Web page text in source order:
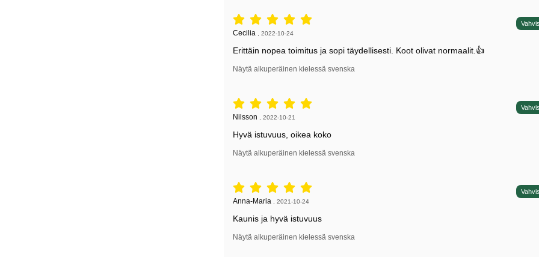
Arvostelu: 5 tähdet / 5,
Arvostelun kirjoittaja:
Cecilia 2022-10-24
Erittäin nopea toimitus ja sopi täydellisesti. Koot olivat normaalit.👍
Näytä alkuperäinen kielessä svenska
Arvostelu: 5 tähdet / 5,
Arvostelun kirjoittaja:
Nilsson 2022-10-21
Hyvä istuvuus, oikea koko
Näytä alkuperäinen kielessä svenska
Arvostelu: 5 tähdet / 5,
Arvostelun kirjoittaja:
Anna-Maria 2021-10-24
Kaunis ja hyvä istuvuus
Näytä alkuperäinen kielessä svenska